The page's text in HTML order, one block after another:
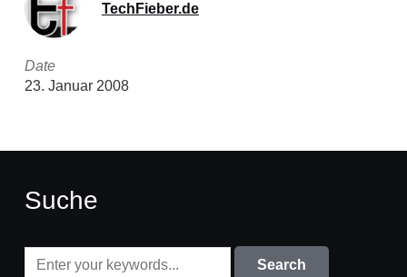
TechFieber.de
Date
23. Januar 2008
Suche